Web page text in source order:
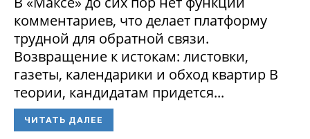
комментариев, что делает платформу
трудной для обратной связи.
Возвращение к истокам: листовки,
газеты, календарики и обход квартир В
теории, кандидатам придется...
ЧИТАТЬ ДАЛЕЕ